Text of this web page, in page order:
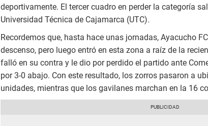
deportivamente. El tercer cuadro en perder la categoría
Universidad Técnica de Cajamarca (UTC).
Recordemos que, hasta hace unas jornadas, Ayacucho
descenso, pero luego entró en esta zona a raíz de la
falló en su contra y le dio por perdido el partido ante
por 3-0 abajo. Con este resultado, los zorros pasaron a
unidades, mientras que los gavilanes marchan en la 16